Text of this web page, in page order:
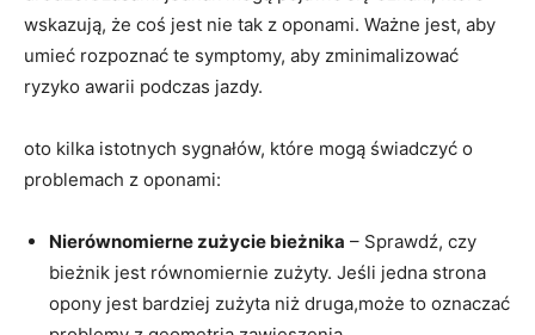
wskazują, że coś jest nie tak z oponami. Ważne⁣ jest, aby
umieć ⁢rozpoznać te symptomy, aby zminimalizować
ryzyko awarii podczas‍ jazdy.
oto kilka istotnych sygnałów, które mogą świadczyć o
problemach z‍ oponami:
Nierównomierne zużycie ⁤bieżnika – Sprawdź, czy
‌bieżnik jest równomiernie zużyty. Jeśli jedna strona
opony jest bardziej zużyta niż druga,może⁢ to oznaczać